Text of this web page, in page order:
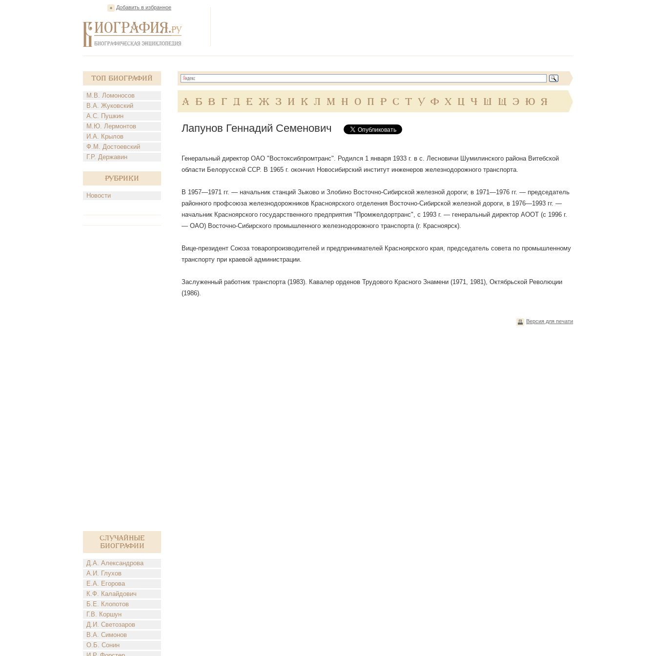
Добавить в избранное
Топ Биографий
М.В. Ломоносов
В.А. Жуковский
А.С. Пушкин
М.Ю. Лермонтов
И.А. Крылов
Ф.М. Достоевский
Г.Р. Державин
Рубрики
Новости
Случайные
биографии
Д.А. Александрова
А.И. Глухов
Е.А. Егорова
К.Ф. Калайдович
Б.Е. Клопотов
Г.В. Коршун
Д.И. Светозаров
В.А. Симонов
О.Б. Сонин
А Б В Г Д Е Ж З И К Л М Н О П Р С Т У Ф Х Ц Ч Ш Щ Э Ю Я
Лапунов Геннадий Семенович
Генеральный директор ОАО "Востоксибпромтранс". Родился 1 января 1933 г. в с. Лесновичи Шумилинского района Витебской
области Белорусской ССР. В 1965 г. окончил Новосибирский институт инженеров железнодорожного транспорта.
В 1957—1971 гг. — начальник станций Зыково и Злобино Восточно-Сибирской железной дороги; в 1971—1976 гг. — председатель
районного профсоюза железнодорожников Красноярского отделения Восточно-Сибирской железной дороги, в 1976—1993 гг. —
начальник Красноярского государственного предприятия "Промжелдортранс", с 1993 г. — генеральный директор АООТ (с 1996 г.
— ОАО) Восточно-Сибирского промышленного железнодорожного транспорта (г. Красноярск).
Вице-президент Союза товаропроизводителей и предпринимателей Красноярского края, председатель совета по промышленному
транспорту при краевой администрации.
Заслуженный работник транспорта (1983). Кавалер орденов Трудового Красного Знамени (1971, 1981), Октябрьской Революции
(1986).
Версия для печати